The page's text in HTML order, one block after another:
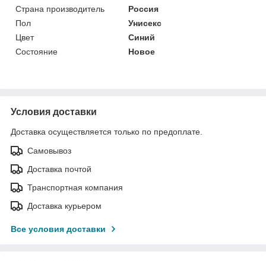
Страна производитель
Россия
Пол
Унисекс
Цвет
Синий
Состояние
Новое
Условия доставки
Доставка осуществляется только по предоплате.
Самовывоз
Доставка почтой
Транспортная компания
Доставка курьером
Все условия доставки